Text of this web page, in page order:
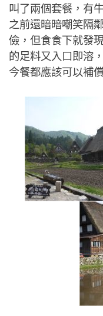
叫了兩個套餐，有
之前還暗暗嘲笑隔
儉，但食食下就發
的足料又入口即溶
今餐都應該可以補